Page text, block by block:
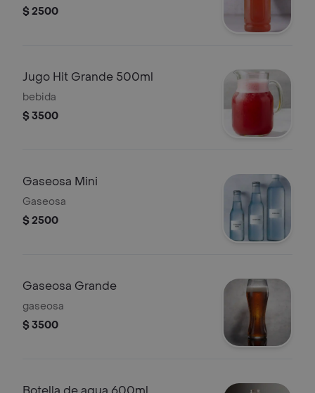
$ 2500
Jugo Hit Grande 500ml
bebida
$ 3500
Gaseosa Mini
Gaseosa
$ 2500
Gaseosa Grande
gaseosa
$ 3500